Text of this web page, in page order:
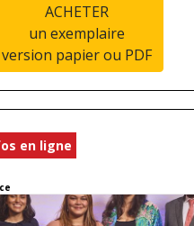
ACHETER
un exemplaire
version papier ou PDF
en ligne